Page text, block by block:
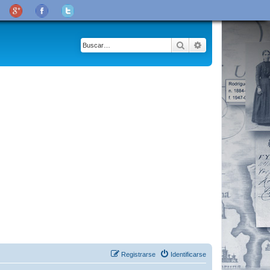
Buscar Búsqueda
Identificarse
Registrarse